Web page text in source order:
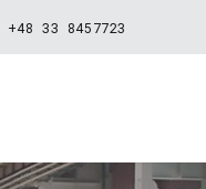
+48 33 8457723